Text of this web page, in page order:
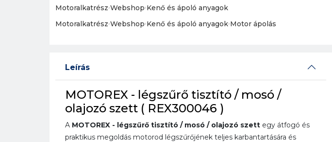
Motoralkatrész›Webshop›Kenő és ápoló anyagok
Motoralkatrész›Webshop›Kenő és ápoló anyagok›Motor ápolás
Leírás
MOTOREX - légszűrő tisztító / mosó /
olajozó szett ( REX300046 )
A MOTOREX - légszűrő tisztító / mosó / olajozó szett egy átfogó és
praktikus megoldás motorod légszűrőjének teljes karbantartására és